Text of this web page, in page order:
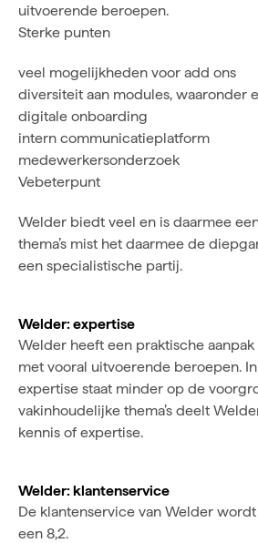
uitvoerende beroepen.
Sterke punten
veel mogelijkheden voor add ons
diversiteit aan modules, waaronder
digitale onboarding
intern communicatieplatform
medewerkersonderzoek
Vebeterpunt
Welder biedt veel en is daarmee
thema’s mist het daarmee de
een specialistische partij.
Welder: expertise
Welder heeft een praktische
met vooral uitvoerende beroepen.
expertise staat minder op de
vakinhoudelijke thema’s deelt
kennis of expertise.
Welder: klantenservice
De klantenservice van Welder
een 8,2.